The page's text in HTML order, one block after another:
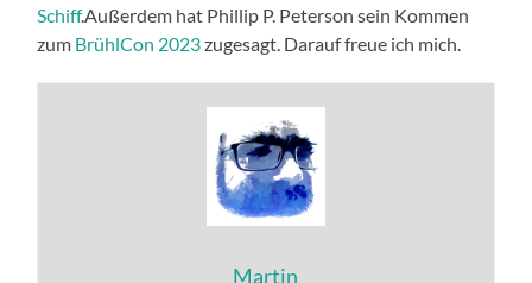
Schiff.Außerdem hat Phillip P. Peterson sein Kommen
zum BrühlCon 2023zugesagt. Darauf freue ich mich.
Martin